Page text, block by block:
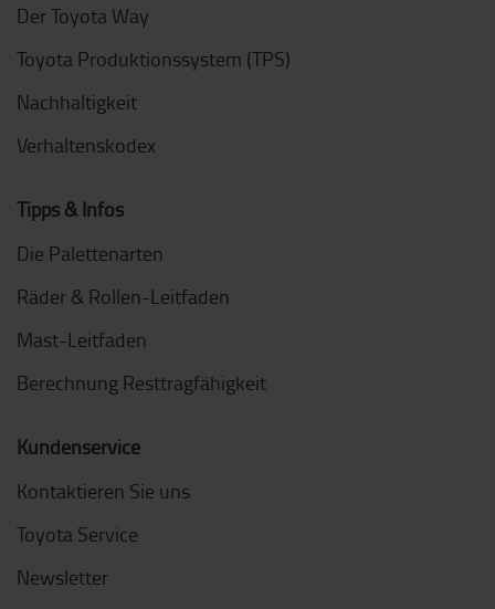
Der Toyota Way
Toyota Produktionssystem (TPS)
Nachhaltigkeit
Verhaltenskodex
Tipps & Infos
Die Palettenarten
Räder & Rollen-Leitfaden
Mast-Leitfaden
Berechnung Resttragfähigkeit
Kundenservice
Kontaktieren Sie uns
Toyota Service
Newsletter